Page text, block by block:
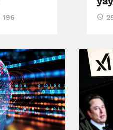
196